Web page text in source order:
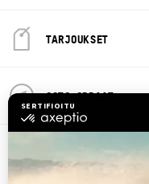
TARJOUKSET
OSTO-OPPAAT
Asiakaspalvelu